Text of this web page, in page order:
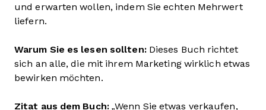
und erwarten wollen, indem Sie echten Mehrwert
liefern.
Warum Sie es lesen sollten:Dieses Buch richtet
sich an alle, die mit ihrem Marketing wirklich etwas
bewirken möchten.
Zitat aus dem Buch:„Wenn Sie etwas verkaufen,